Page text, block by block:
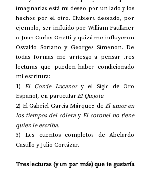
imaginarlas está mi deseo por un lado y los
hechos por el otro. Hubiera deseado, por
ejemplo, ser influido por William Faulkner
o Juan Carlos Onetti y quizá me influyeron
Osvaldo Soriano y Georges Simenon. De
todas formas me arriesgo a pensar tres
lecturas que pueden haber condicionado
mi escritura:
1) El Conde Lucanor y el Siglo de Oro
Español, en particular El Quijote.
2) El Gabriel García Márquez de El amor en
los tiempos del cólera y El coronel no tiene
quien le escriba.
3) Los cuentos completos de Abelardo
Castillo y Julio Cortázar.
Tres lecturas (y un par más) que te gustaría